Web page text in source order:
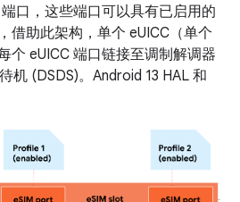
口，这些端口可以具有已启用的
借助此架构，单个 eUICC（单个
个 eUICC 端口链接至调制解调器
机 (DSDS)。Android 13 HAL 和